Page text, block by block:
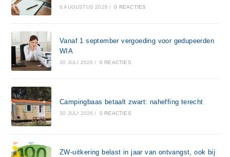
6 AUGUSTUS 2026 / 0 REACTIES
Vanaf 1 september vergoeding voor gedupeerden
WIA
30 JULI 2026 / 0 REACTIES
Campingbaas betaalt zwart: naheffing terecht
30 JULI 2026 / 0 REACTIES
ZW-uitkering belast in jaar van ontvangst, ook bij